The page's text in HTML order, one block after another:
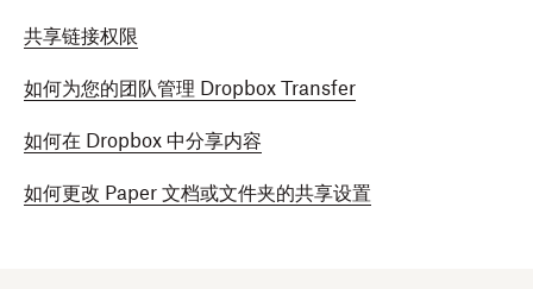
在链接设置
点按删除链接。
共享链接权限
如何为您的团队管理 Dropbox Transfer
如何在 Dropbox 中分享内容
如何更改 Paper 文档或文件夹的共享设置